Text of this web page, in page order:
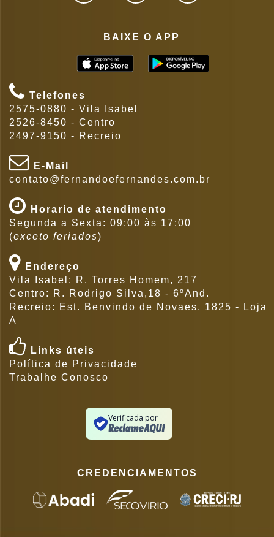
BAIXE O APP
Telefones
2575-0880 - Vila Isabel
2526-8450 - Centro
2497-9150 - Recreio
E-Mail
contato@fernandoefernandes.com.br
Horario de atendimento
Segunda a Sexta: 09:00 às 17:00
(exceto feriados)
Endereço
Vila Isabel: R. Torres Homem, 217
Centro: R. Rodrigo Silva,18 - 6ºAnd.
Recreio: Est. Benvindo de Novaes, 1825 - Loja
A
Links úteis
Política de Privacidade
Trabalhe Conosco
Verificada por
CREDENCIAMENTOS